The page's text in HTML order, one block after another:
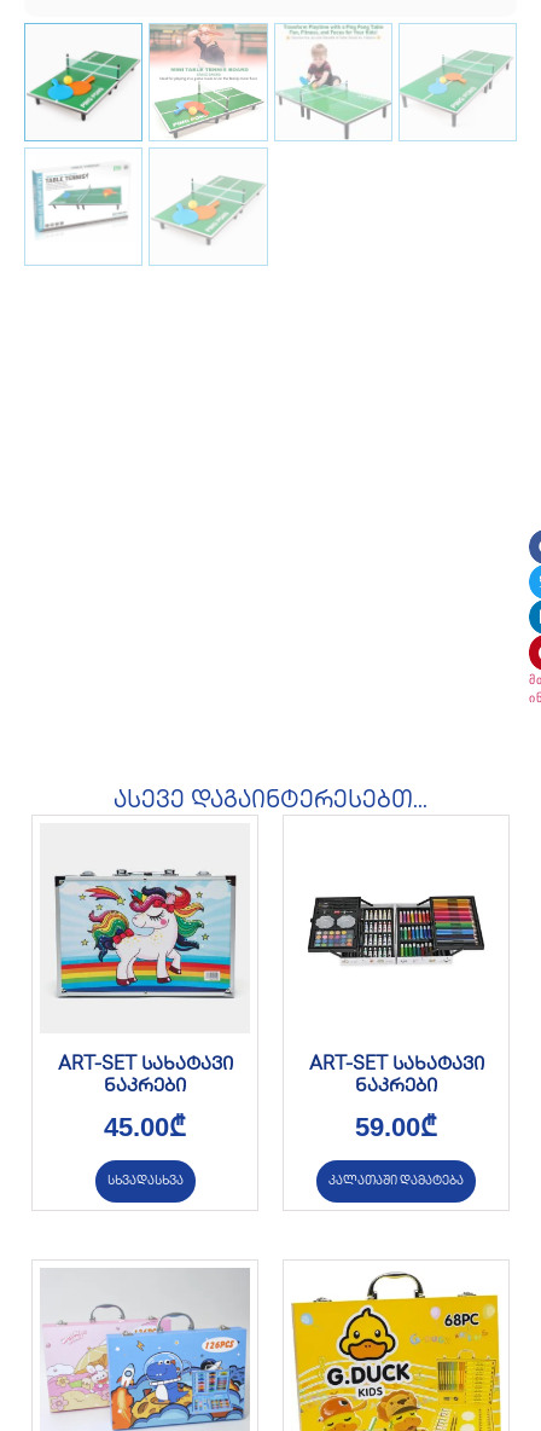
ასევე დაგაინტერესებთ...
ART-SET სახატავი
ნაკრები
45.00₾
სხვადასხვა
ART-SET სახატავი
ნაკრები
59.00₾
კალათაში დამატება